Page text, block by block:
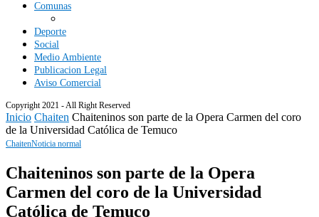
Comunas
Deporte
Social
Medio Ambiente
Publicacion Legal
Aviso Comercial
Copyright 2021 - All Right Reserved
Inicio Chaiten Chaiteninos son parte de la Opera Carmen del coro
de la Universidad Católica de Temuco
ChaitenNoticia normal
Chaiteninos son parte de la Opera
Carmen del coro de la Universidad
Católica de Temuco